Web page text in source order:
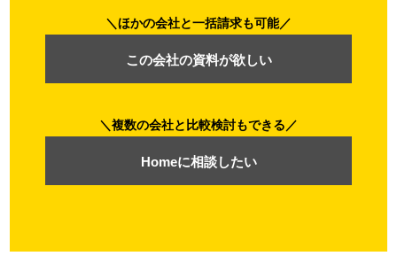
複数の会社と比較検討もできる
Homeに相談したい
ほかの会社と一括請求も可能
この会社の資料が欲しい